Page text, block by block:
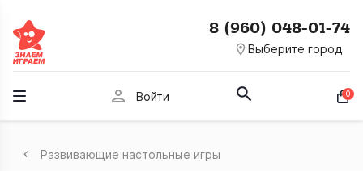
room Выберите город
8 (960) 048-01-74
person Войти 0
Развивающие настольные игры